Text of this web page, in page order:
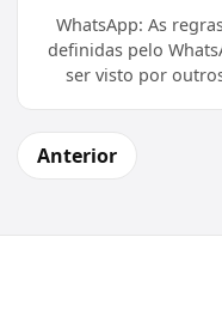
WhatsApp: As
definidas pelo
ser visto por
Anterior